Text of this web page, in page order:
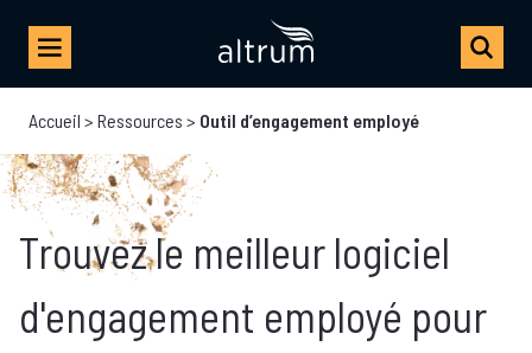
Accueil > Ressources > Outil d’engagement employé
Trouvez le meilleur logiciel
d'engagement employé pour